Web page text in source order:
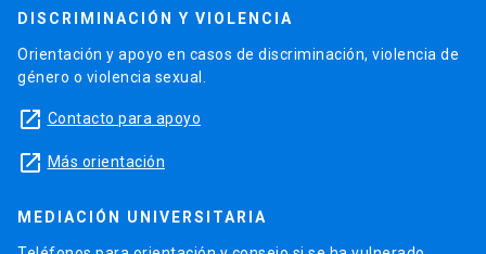
DISCRIMINACIÓN Y VIOLENCIA
Orientación y apoyo en casos de discriminación, violencia de
género o violencia sexual.
launch Contacto para apoyo
launch Más orientación
MEDIACIÓN UNIVERSITARIA